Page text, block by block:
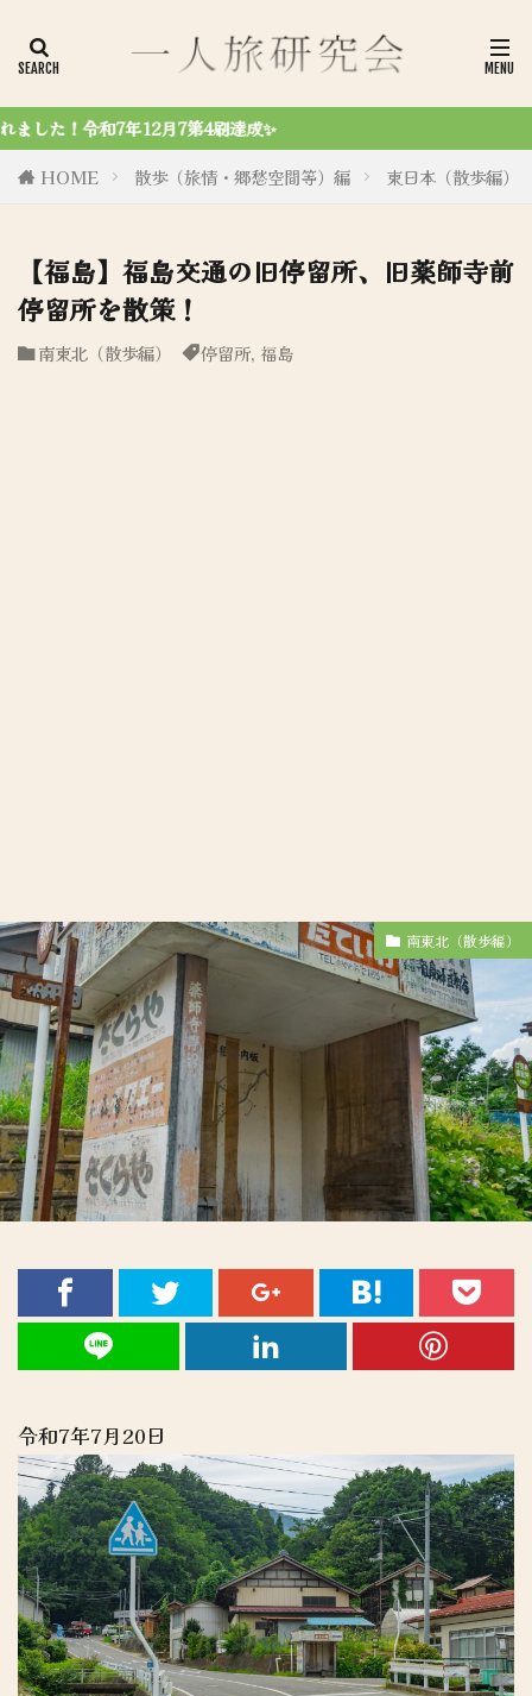
HOME
散歩（旅情・郷愁空間等）編 東日本（散歩編）
【福島】福島交通の旧停留所、旧薬師寺前
停留所を散策！
南東北（散歩編） 停留所, 福島
南東北（散歩編）
令和7年7月20日